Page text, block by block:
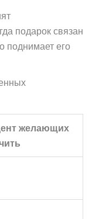
подарок связан
поднимает его
желающих